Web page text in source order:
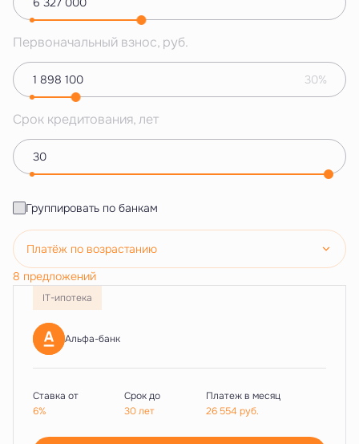
Первоначальный взнос, руб.
30%
Срок кредитования, лет
Группировать по банкам
Платёж по возрастанию
8 предложений
IT-ипотека
Альфа-банк
Ставка от
6%
Срок до
30 лет
Платеж в месяц
26 554 руб.